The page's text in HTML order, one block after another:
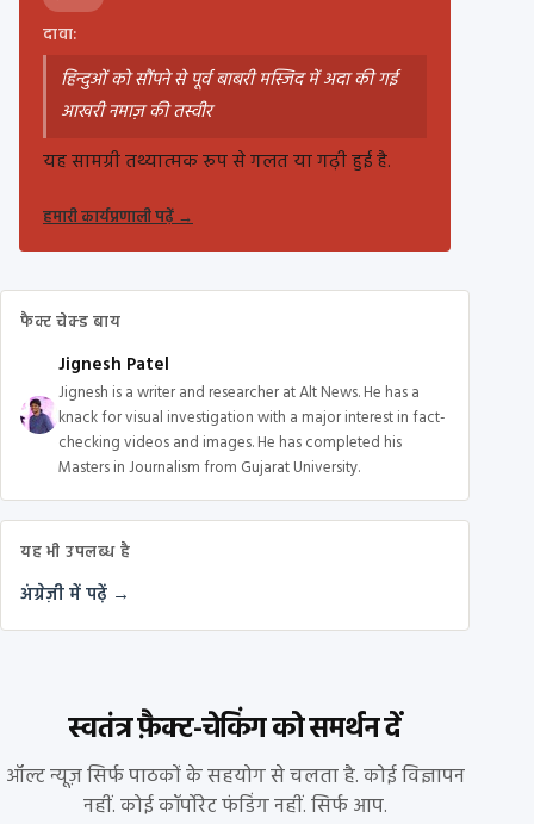
दावा:
हिन्दुओं को सौंपने से पूर्व बाबरी मस्जिद में अदा की गई
आखरी नमाज़ की तस्वीर
यह सामग्री तथ्यात्मक रूप से गलत या गढ़ी हुई है.
हमारी कार्यप्रणाली पढ़ें→
फैक्ट चेक्ड बाय
Jignesh Patel
Jignesh is a writer and researcher at Alt News. He has a
knack for visual investigation with a major interest in fact-
checking videos and images. He has completed his
Masters in Journalism from Gujarat University.
यह भी उपलब्ध है
अंग्रेज़ी में पढ़ें →
स्वतंत्र फ़ैक्ट-चेकिंग को समर्थन दें
ऑल्ट न्यूज़ सिर्फ पाठकों के सहयोग से चलता है. कोई विज्ञापन
नहीं. कोई कॉर्पोरेट फंडिंग नहीं. सिर्फ आप.